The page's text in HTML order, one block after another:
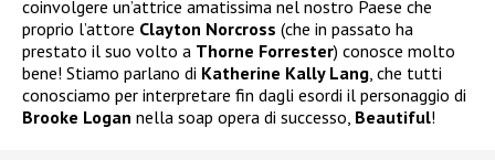
coinvolgere un’attrice amatissima nel nostro Paese che
proprio l’attore Clayton Norcross (che in passato ha
prestato il suo volto a Thorne Forrester) conosce molto
bene! Stiamo parlano di Katherine Kally Lang, che tutti
conosciamo per interpretare fin dagli esordi il personaggio di
Brooke Logan nella soap opera di successo, Beautiful!